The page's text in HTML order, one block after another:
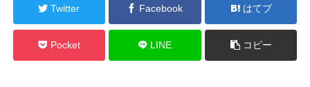
Twitter Facebook はてブ
Pocket LINE コピー